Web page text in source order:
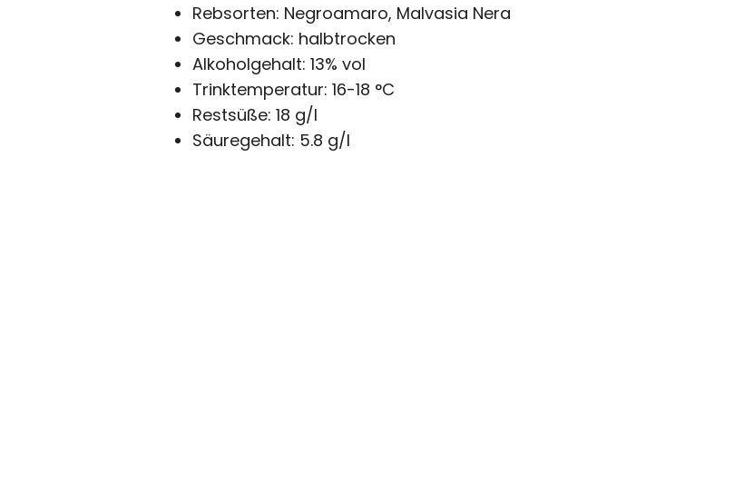
Rebsorten: Negroamaro, Malvasia Nera
Geschmack: halbtrocken
Alkoholgehalt: 13% vol
Trinktemperatur: 16-18 °C
Restsüße: 18 g/l
Säuregehalt: 5.8 g/l